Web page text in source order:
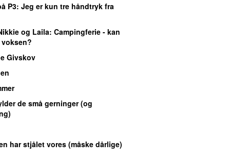
P3: Jeg er kun tre håndtryk fra
og Laila: Campingferie - kan
Givskov
de små gerninger (og
har stjålet vores (måske dårlige)